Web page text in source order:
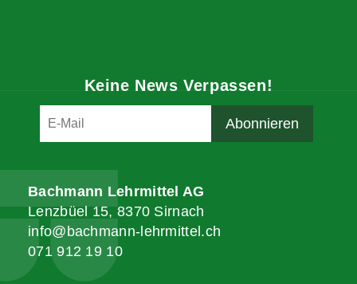
Keine News Verpassen!
Bachmann Lehrmittel AG
Lenzbüel 15, 8370 Sirnach
info@bachmann-lehrmittel.ch
071 912 19 10